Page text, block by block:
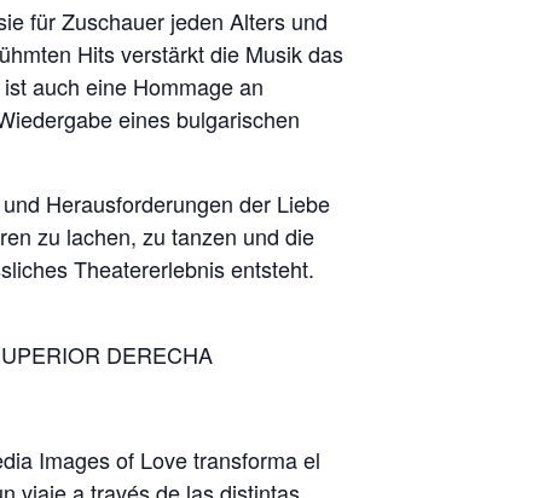
für Zuschauer jeden Alters und
Hits verstärkt die Musik das
auch eine Hommage an
eines bulgarischen
Herausforderungen der Liebe
zu lachen, zu tanzen und die
Theatererlebnis entsteht.
DERECHA
Images of Love transforma el